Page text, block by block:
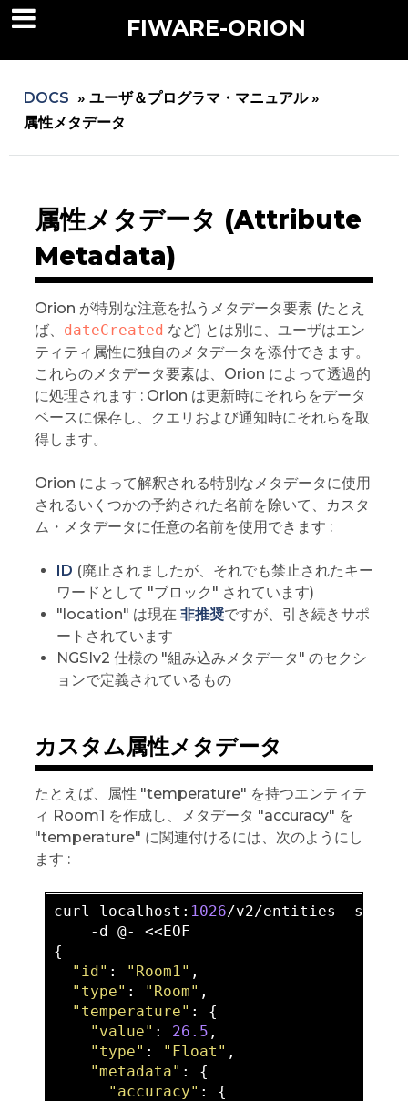
FIWARE-ORION
DOCS » ユーザ＆プログラマ・マニュアル »
属性メタデータ
属性メタデータ (Attribute
Metadata)
Orion が特別な注意を払うメタデータ要素 (たとえ
ば、 dateCreated など) とは別に、ユーザはエン
ティティ属性に独自のメタデータを添付できます。
これらのメタデータ要素は、Orion によって透過的
に処理されます : Orion は更新時にそれらをデータ
ベースに保存し、クエリおよび通知時にそれらを取
得します。
Orion によって解釈される特別なメタデータに使用
されるいくつかの予約された名前を除いて、カスタ
ム・メタデータに任意の名前を使用できます :
ID (廃止されましたが、それでも禁止されたキー
ワードとして "ブロック" されています)
"location" は現在 非推奨ですが、引き続きサポ
ートされています
NGSIv2 仕様の "組み込みメタデータ" のセクシ
ョンで定義されているもの
カスタム属性メタデータ
たとえば、属性 "temperature" を持つエンティテ
ィ Room1 を作成し、メタデータ "accuracy" を
"temperature" に関連付けるには、次のようにし
ます :
curl localhost: 1026/v2/entities -s
-d @- <<EOF
{
"id" : "Room1" ,
"type" : "Room" ,
"temperature" : {
"value" : 26.5 ,
"type" : "Float" ,
"metadata" : {
"accuracy" : {